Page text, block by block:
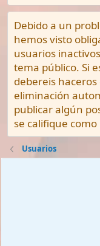
Debido a un
hemos visto
usuarios
tema público. Si
debereis
eliminación
publicar algún
se califique
Usuarios